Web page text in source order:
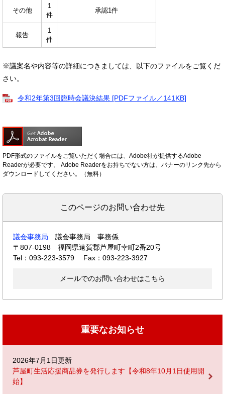
その他
1
件
承認1件
報告
1
件
※議案名や内容等の詳細につきましては、以下のファイルをご覧くだ
さい。
令和2年第3回臨時会議決結果 [PDFファイル／141KB]
PDF形式のファイルをご覧いただく場合には、Adobe社が提供するAdobe
Readerが必要です。
Adobe Readerをお持ちでない方は、バナーのリンク先から
ダウンロードしてください。（無料）
このページのお問い合わせ先
議会事務局
議会事務局 事務係
〒807-0198
福岡県遠賀郡芦屋町幸町2番20号
Tel：093-223-3579
Fax：093-223-3927
メールでのお問い合わせはこちら
重要なお知らせ
2026年7月1日更新
芦屋町生活応援商品券を発行します【令和8年10月1日使用開
始】